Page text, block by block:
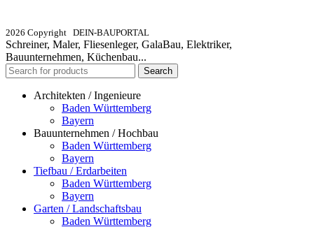
2026 Copyright DEIN-BAUPORTAL
Schreiner, Maler, Fliesenleger, GalaBau, Elektriker,
Bauunternehmen, Küchenbau...
Search
Architekten / Ingenieure
Baden Württemberg
Bayern
Bauunternehmen / Hochbau
Baden Württemberg
Bayern
Tiefbau / Erdarbeiten
Baden Württemberg
Bayern
Garten / Landschaftsbau
Baden Württemberg